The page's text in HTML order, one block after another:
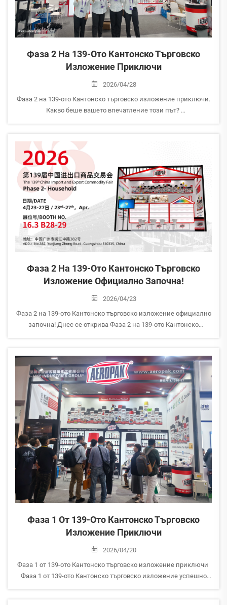
Фаза 2 На 139-Ото Кантонско Търговско
Изложение Приключи
2026/04/28
Фаза 2 на 139-ото Кантонско търговско изложение приключи.
Какво беше вашето впечатление този път?
Нашите специалисти активно анализират резултатите от
Фаза 2 На 139-Ото Кантонско Търговско
Изложение Официално Започна!
2026/04/23
Фаза 2 на 139-ото Кантонско търговско изложение официално
започна! Днес се открива Фаза 2 на 139-ото Кантонско
с най-новите домакински аерозолни продукти на AEROPAK...
Фаза 1 От 139-Ото Кантонско Търговско
Изложение Приключи
2026/04/20
Фаза 1 от 139-ото Кантонско търговско изложение приключи
Фаза 1 от 139-ото Кантонско търговско изложение успешно